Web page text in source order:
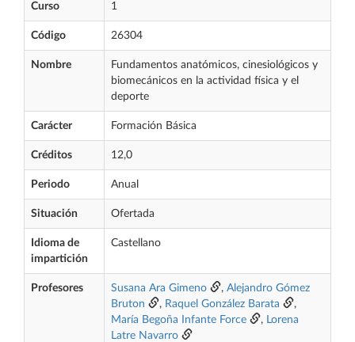
Curso 1
Código 26304
Nombre
Fundamentos anatómicos, cinesiológicos y
biomecánicos en la actividad física y el
deporte
Carácter Formación Básica
Créditos 12,0
Periodo Anual
Situación Ofertada
Idioma de
impartición
Castellano
Profesores Susana Ara Gimeno , Alejandro Gómez
Bruton
, Raquel González Barata
,
María Begoña Infante Force
, Lorena
Latre Navarro